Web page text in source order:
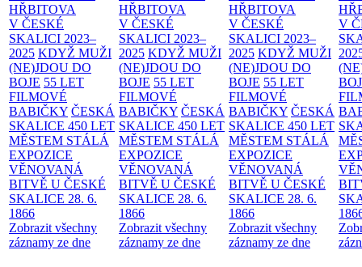
HŘBITOVA
V ČESKÉ
SKALICI 2023–
2025 KDYŽ MUŽI
(NE)JDOU DO
BOJE 55 LET
FILMOVÉ
BABIČKY ČESKÁ
SKALICE 450 LET
MĚSTEM STÁLÁ
EXPOZICE
VĚNOVANÁ
BITVĚ U ČESKÉ
SKALICE 28. 6.
1866
Zobrazit všechny
záznamy ze dne
HŘBITOVA
V ČESKÉ
SKALICI 2023–
2025 KDYŽ MUŽI
(NE)JDOU DO
BOJE 55 LET
FILMOVÉ
BABIČKY ČESKÁ
SKALICE 450 LET
MĚSTEM STÁLÁ
EXPOZICE
VĚNOVANÁ
BITVĚ U ČESKÉ
SKALICE 28. 6.
1866
Zobrazit všechny
záznamy ze dne
HŘBITOVA
V ČESKÉ
SKALICI 2023–
2025 KDYŽ MUŽI
(NE)JDOU DO
BOJE 55 LET
FILMOVÉ
BABIČKY ČESKÁ
SKALICE 450 LET
MĚSTEM STÁLÁ
EXPOZICE
VĚNOVANÁ
BITVĚ U ČESKÉ
SKALICE 28. 6.
1866
Zobrazit všechny
záznamy ze dne
V